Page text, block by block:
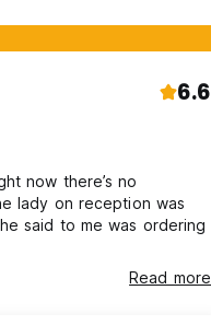
6.6
now there’s no
lady on reception was
said to me was ordering
Read more